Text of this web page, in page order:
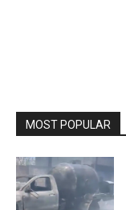
MOST POPULAR